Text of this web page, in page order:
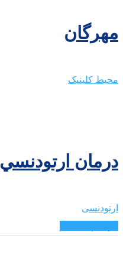
مهرگان
محیط کلینیک
درمان ارتودنسي
ارتودنسی